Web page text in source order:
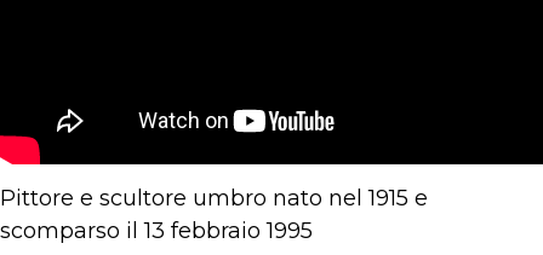
Pittore e scultore umbro nato nel 1915 e
scomparso il 13 febbraio 1995